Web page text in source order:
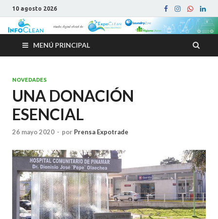
10 agosto 2026
MENÚ PRINCIPAL
NOVEDADES
UNA DONACIÓN
ESENCIAL
26 mayo 2020 - por Prensa Expotrade